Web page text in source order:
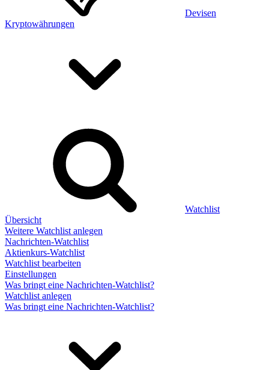
Devisen
Kryptowährungen
Watchlist
Übersicht
Weitere Watchlist anlegen
Nachrichten-Watchlist
Aktienkurs-Watchlist
Watchlist bearbeiten
Einstellungen
Was bringt eine Nachrichten-Watchlist?
Watchlist anlegen
Was bringt eine Nachrichten-Watchlist?